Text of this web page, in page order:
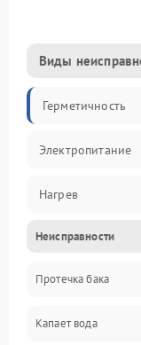
Виды
Герметичность
Электропитание
Нагрев
Датчики
Механика
Неисправности
Протечка бака
Капает вода